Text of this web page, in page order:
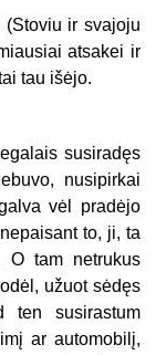
ir svajoju
atsakei ir
tau išėjo.
susiradęs
nusipirkai
vėl pradėjo
to, ji, ta
tam netrukus
užuot sėdęs
ten susirastum
ar automobilį,